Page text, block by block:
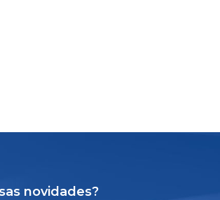
novidades?